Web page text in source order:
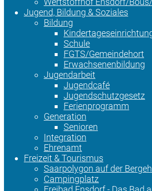
Jugend, Bildung & Soziales
Bildung
Schule
FGTS/Gemeindehort
Erwachsenenbildung
Jugendarbeit
Jugendcafé
Jugendschutzgesetz
Ferienprogramm
Generation
Senioren
Integration
Ehrenamt
Freizeit & Tourismus
Saarpolygon auf der
Campingplatz